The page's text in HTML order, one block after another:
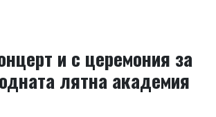
и с церемония за
лятна академия